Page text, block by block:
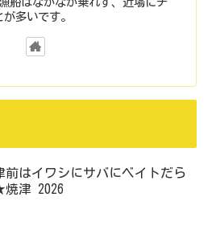
多いです。
前はイワシにサバにベイトだら
焼津 2026